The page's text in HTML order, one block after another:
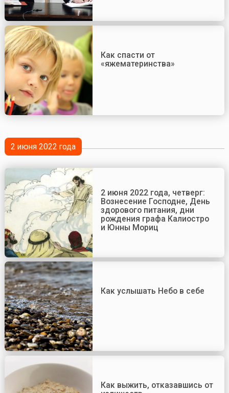
Как спасти от
«яжематеринства»
2 июня 2022 года
2 июня 2022 года, четверг:
Вознесение Господне, День
здорового питания, дни
рождения графа Калиостро
и Юнны Мориц
Как услышать Небо в себе
Как выжить, отказавшись от